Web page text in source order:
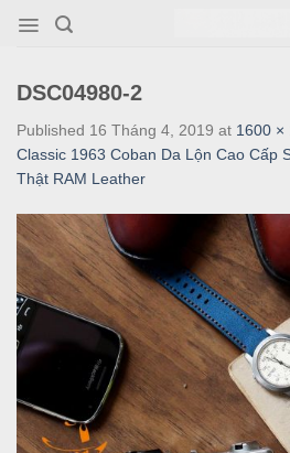
DSC04980-2
Published 16 Tháng 4, 2019 at 1600 ×
Classic 1963 Coban Da Lộn Cao Cấp
Thật RAM Leather